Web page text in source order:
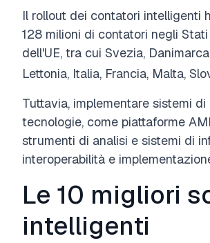
Il rollout dei contatori intelligenti
128 milioni di contatori negli
dell'UE, tra cui Svezia,
Lettonia, Italia, Francia, Malta,
Tuttavia, implementare sistemi
tecnologie, come piattaforme
strumenti di analisi e sistemi di
interoperabilità e
Le 10 migliori
intelligenti